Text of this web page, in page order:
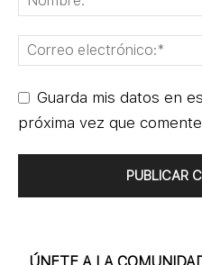
Guarda mis datos en
próxima vez que